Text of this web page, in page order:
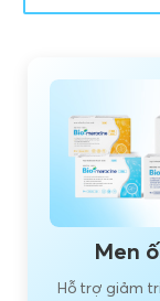
Men
Hỗ trợ giảm